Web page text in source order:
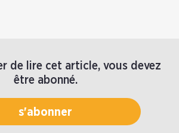
de lire cet article, vous devez
être abonné.
s'abonner